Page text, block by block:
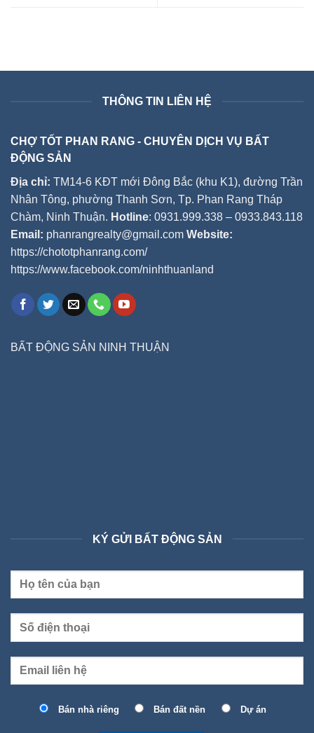
THÔNG TIN LIÊN HỆ
CHỢ TỐT PHAN RANG - CHUYÊN DỊCH VỤ BẤT
ĐỘNG SẢN
Địa chỉ: TM14-6 KĐT mới Đông Bắc (khu K1), đường Trần
Nhân Tông, phường Thanh Sơn, Tp. Phan Rang Tháp
Chàm, Ninh Thuận. Hotline: 0931.999.338 – 0933.843.118
Email: phanrangrealty@gmail.com Website:
https://chototphanrang.com/
https://www.facebook.com/ninhthuanland
BẤT ĐỘNG SẢN NINH THUẬN
KÝ GỬI BẤT ĐỘNG SẢN
Bán nhà riêng Bán đất nền Dự án